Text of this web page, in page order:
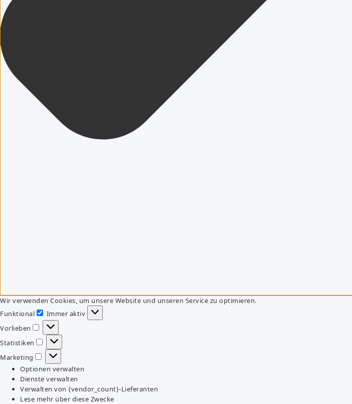
Wir verwenden Cookies, um unsere Website und unseren Service zu optimieren.
Funktional
Funktional
Immer aktiv
Vorlieben
Vorlieben
Statistiken
Statistiken
Marketing
Marketing
Optionen verwalten
Dienste verwalten
Verwalten von {vendor_count}-Lieferanten
Lese mehr über diese Zwecke